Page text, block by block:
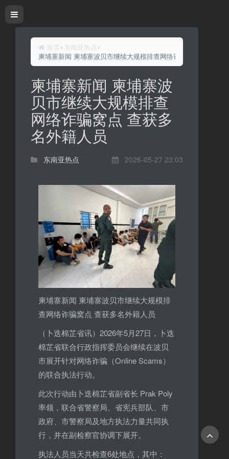
首页
东南亚热点
柬埔寨新闻 柬埔寨波贝市继续大规模排查网络诈骗窝点 查获多
柬埔寨新闻 柬埔寨波
贝市继续大规模排查
网络诈骗窝点 查获多
名外籍人员
东南亚热点 2026-05-27 23:03
柬埔寨新闻 柬埔寨波贝市继续大规模排
查网络诈骗窝点 查获多名外籍人员
（卜迭棉芷省讯）2026年5月27日，卜迭
棉芷省联合行政指挥委员会继续在波贝
市展开针对网络诈骗（Online Scams）
的联合执法行动。
此次行动由卜迭棉芷省副省长 Prak Poly
率领，联合省警察局、省宪兵部队、市
政府、市警察局及地方执法力量共同执
行，并在副检察官协调下展开。
执法人员当天共检查6处地点，其中：